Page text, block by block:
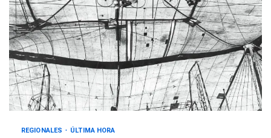
3
REGIONALES ÚLTIMA HORA
Mariño fortalece capacidad
operativa con flota
vehicular de 60 unidades
adquiridas en un año de
gestión
REGIONALES ÚLTIMA HORA
«Juan Bautista Arismendi» a
REGIONALES ÚLTIMA HORA